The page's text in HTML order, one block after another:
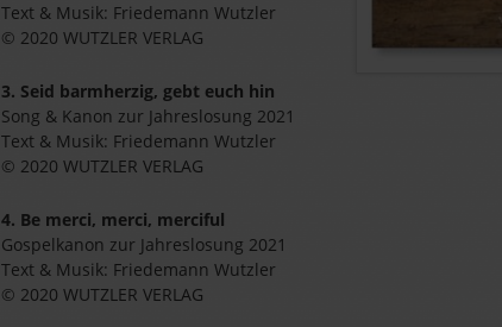
Text & Musik: Friedemann Wutzler
© 2020 WUTZLER VERLAG
3. Seid barmherzig, gebt euch hin
Song & Kanon zur Jahreslosung 2021
Text & Musik: Friedemann Wutzler
© 2020 WUTZLER VERLAG
4. Be merci, merci, merciful
Gospelkanon zur Jahreslosung 2021
Text & Musik: Friedemann Wutzler
© 2020 WUTZLER VERLAG